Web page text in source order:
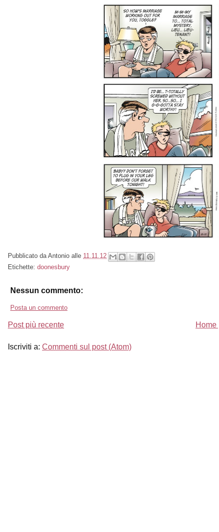
Pubblicato da Antonio alle 11.11.12
Etichette: doonesbury
Nessun commento:
Posta un commento
Post più recente Home
Iscriviti a: Commenti sul post (Atom)